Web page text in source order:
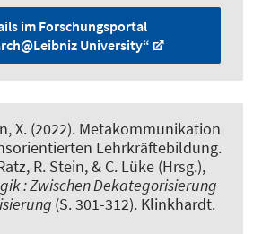
im Forschungsportal
University“
X. (2022). Metakommunikation
Lehrkräftebildung.
R. Stein, & C. Lüke (Hrsg.),
: Zwischen Dekategorisierung
(S. 301-312). Klinkhardt.